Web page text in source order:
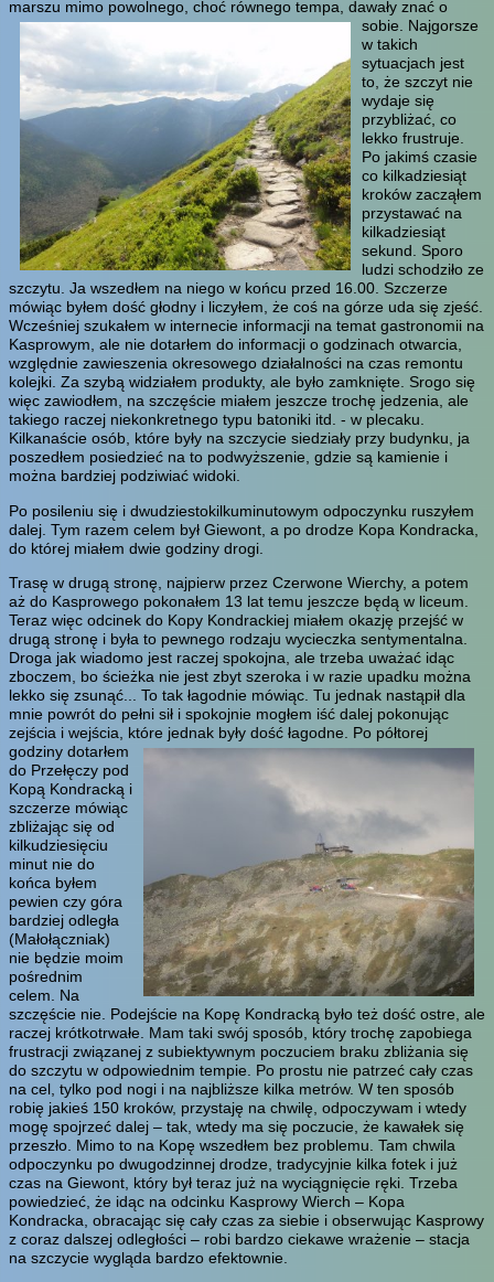
marszu mimo powolnego, choć równego tempa, dawały znać o
sobie. Najgorsze
w takich
sytuacjach jest
to, że szczyt nie
wydaje się
przybliżać, co
lekko frustruje.
Po jakimś czasie
co kilkadziesiąt
kroków zacząłem
przystawać na
kilkadziesiąt
sekund. Sporo
ludzi schodziło ze
szczytu. Ja wszedłem na niego w końcu przed 16.00. Szczerze
mówiąc byłem dość głodny i liczyłem, że coś na górze uda się zjeść.
Wcześniej szukałem w internecie informacji na temat gastronomii na
Kasprowym, ale nie dotarłem do informacji o godzinach otwarcia,
względnie zawieszenia okresowego działalności na czas remontu
kolejki. Za szybą widziałem produkty, ale było zamknięte. Srogo się
więc zawiodłem, na szczęście miałem jeszcze trochę jedzenia, ale
takiego raczej niekonkretnego typu batoniki itd. - w plecaku.
Kilkanaście osób, które były na szczycie siedziały przy budynku, ja
poszedłem posiedzieć na to podwyższenie, gdzie są kamienie i
można bardziej podziwiać widoki.
Po posileniu się i dwudziestokilkuminutowym odpoczynku ruszyłem
dalej. Tym razem celem był Giewont, a po drodze Kopa Kondracka,
do której miałem dwie godziny drogi.
Trasę w drugą stronę, najpierw przez Czerwone Wierchy, a potem
aż do Kasprowego pokonałem 13 lat temu jeszcze będą w liceum.
Teraz więc odcinek do Kopy Kondrackiej miałem okazję przejść w
drugą stronę i była to pewnego rodzaju wycieczka sentymentalna.
Droga jak wiadomo jest raczej spokojna, ale trzeba uważać idąc
zboczem, bo ścieżka nie jest zbyt szeroka i w razie upadku można
lekko się zsunąć... To tak łagodnie mówiąc. Tu jednak nastąpił dla
mnie powrót do pełni sił i spokojnie mogłem iść dalej pokonując
zejścia i wejścia, które jednak były dość łagodne. Po półtorej
godziny dotarłem
do Przełęczy pod
Kopą Kondracką i
szczerze mówiąc
zbliżając się od
kilkudziesięciu
minut nie do
końca byłem
pewien czy góra
bardziej odległa
(Małołączniak)
nie będzie moim
pośrednim
celem. Na
szczęście nie. Podejście na Kopę Kondracką było też dość ostre, ale
raczej krótkotrwałe. Mam taki swój sposób, który trochę zapobiega
frustracji związanej z subiektywnym poczuciem braku zbliżania się
do szczytu w odpowiednim tempie. Po prostu nie patrzeć cały czas
na cel, tylko pod nogi i na najbliższe kilka metrów. W ten sposób
robię jakieś 150 kroków, przystaję na chwilę, odpoczywam i wtedy
mogę spojrzeć dalej – tak, wtedy ma się poczucie, że kawałek się
przeszło. Mimo to na Kopę wszedłem bez problemu. Tam chwila
odpoczynku po dwugodzinnej drodze, tradycyjnie kilka fotek i już
czas na Giewont, który był teraz już na wyciągnięcie ręki. Trzeba
powiedzieć, że idąc na odcinku Kasprowy Wierch – Kopa
Kondracka, obracając się cały czas za siebie i obserwując Kasprowy
z coraz dalszej odległości – robi bardzo ciekawe wrażenie – stacja
na szczycie wygląda bardzo efektownie.